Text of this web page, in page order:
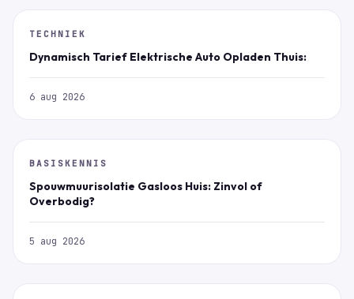
TECHNIEK
Dynamisch Tarief Elektrische Auto Opladen Thuis:
6 aug 2026
BASISKENNIS
Spouwmuurisolatie Gasloos Huis: Zinvol of
Overbodig?
5 aug 2026